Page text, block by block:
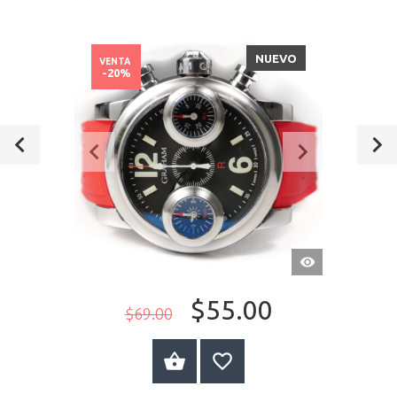
VISTA
RÁPIDA
NUEVO
$69.00 $55.00
VENTA
-20%
A LA CESTA